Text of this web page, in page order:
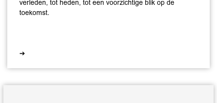
verleden, tot heden, tot een voorzichtige blik op de
toekomst.
➔